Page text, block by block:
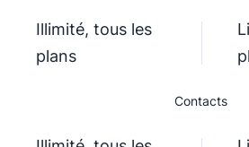
Illimité, tous les
plans
Contacts